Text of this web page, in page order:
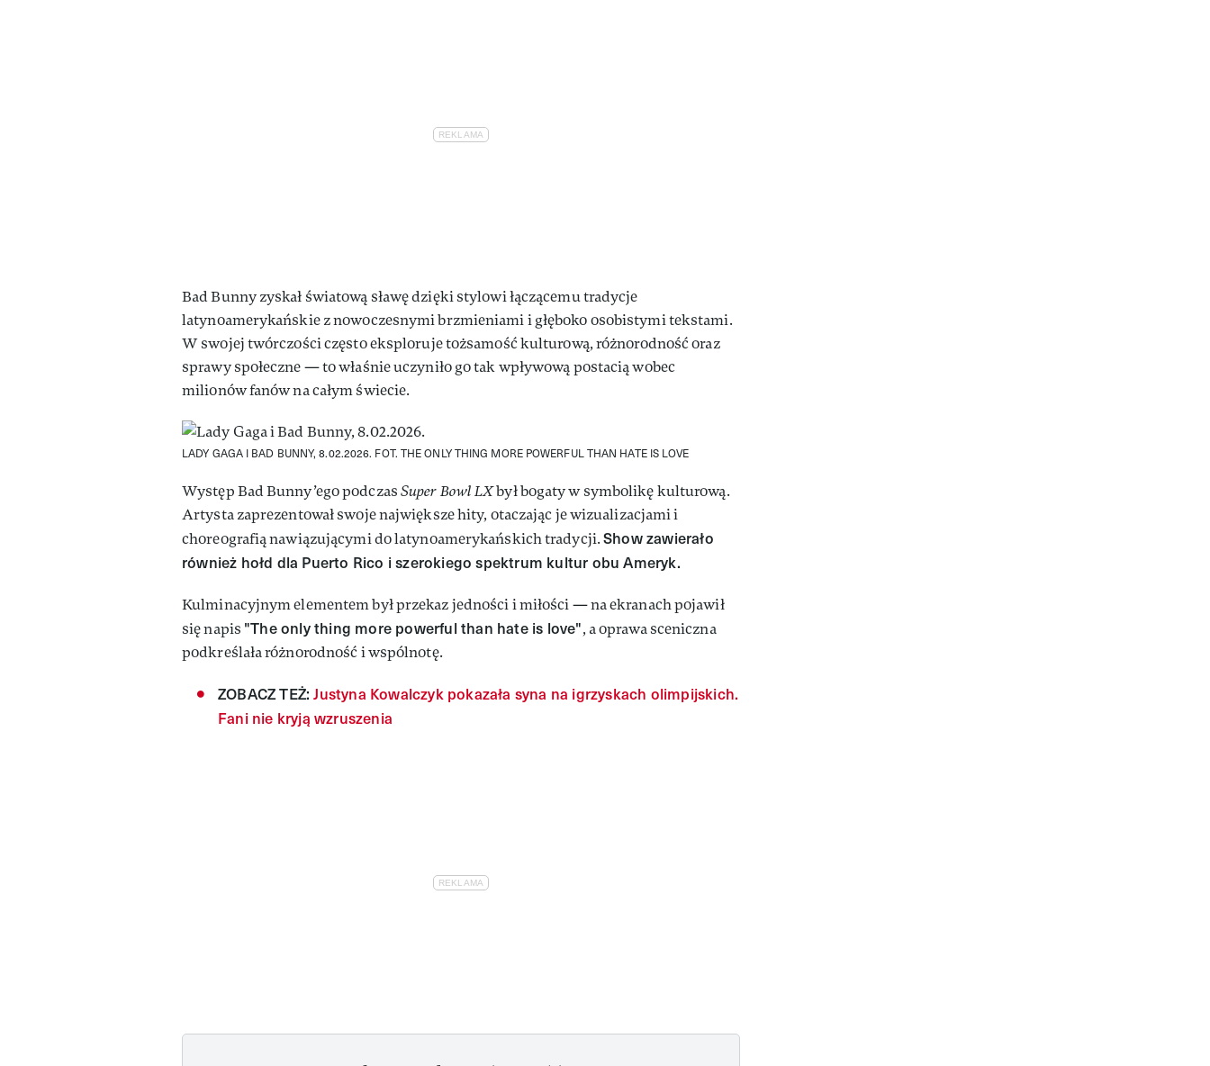
Bad Bunny zyskał światową sławę dzięki stylowi łączącemu tradycje
latynoamerykańskie z nowoczesnymi brzmieniami i głęboko osobistymi tekstami.
W swojej twórczości często eksploruje tożsamość kulturową, różnorodność oraz
sprawy społeczne — to właśnie uczyniło go tak wpływową postacią wobec
milionów fanów na całym świecie.
LADY GAGA I BAD BUNNY, 8.02.2026. FOT. THE ONLY THING MORE POWERFUL THAN HATE IS LOVE
Występ Bad Bunny’ego podczasSuper Bowl LXbył bogaty w symbolikę kulturową.
Artysta zaprezentował swoje największe hity, otaczając je wizualizacjami i
choreografią nawiązującymi do latynoamerykańskich tradycji.Show zawierało
również hołd dla Puerto Rico i szerokiego spektrum kultur obu Ameryk.
Kulminacyjnym elementem był przekaz jedności i miłości — na ekranach pojawił
się napis "The only thing more powerful than hate is love", a oprawa sceniczna
podkreślała różnorodność i wspólnotę.
ZOBACZ TEŻ:Justyna Kowalczyk pokazała syna na igrzyskach olimpijskich.
Fani nie kryją wzruszenia